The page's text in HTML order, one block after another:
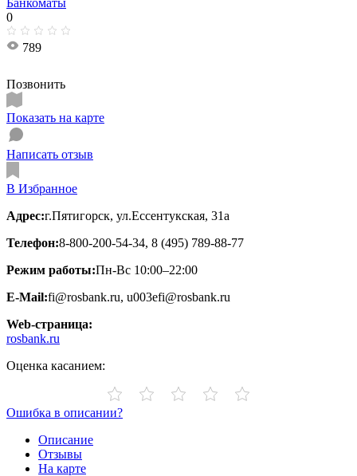
0
789
Позвонить
Показать на карте
Написать отзыв
В Избранное
Адрес:г.Пятигорск, ул.Ессентукская, 31а
Телефон:8-800-200-54-34, 8 (495) 789-88-77
Режим работы:Пн-Вс 10:00–22:00
E-Mail:fi@rosbank.ru, u003efi@rosbank.ru
Web-страница:
rosbank.ru
Оценка касанием:
Ошибка в описании?
Описание
Отзывы
На карте